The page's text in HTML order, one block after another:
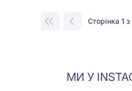
Сторінка 1 з
МИ У